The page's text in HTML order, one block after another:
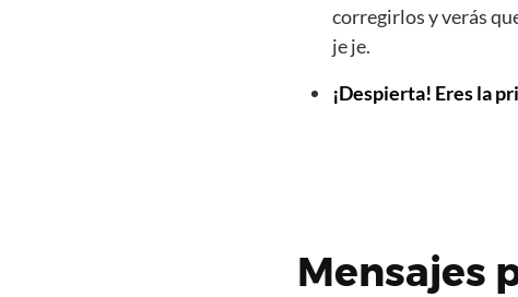
corregirlos y verás
je je.
¡Despierta! Eres la
Mensajes